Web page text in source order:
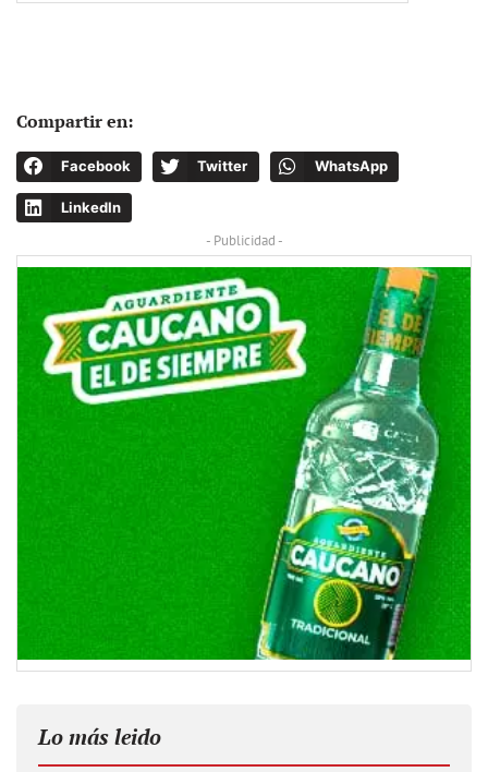
Compartir en:
Facebook Twitter WhatsApp
LinkedIn
- Publicidad -
Lo más leido